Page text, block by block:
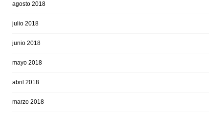
agosto 2018
julio 2018
junio 2018
mayo 2018
abril 2018
marzo 2018